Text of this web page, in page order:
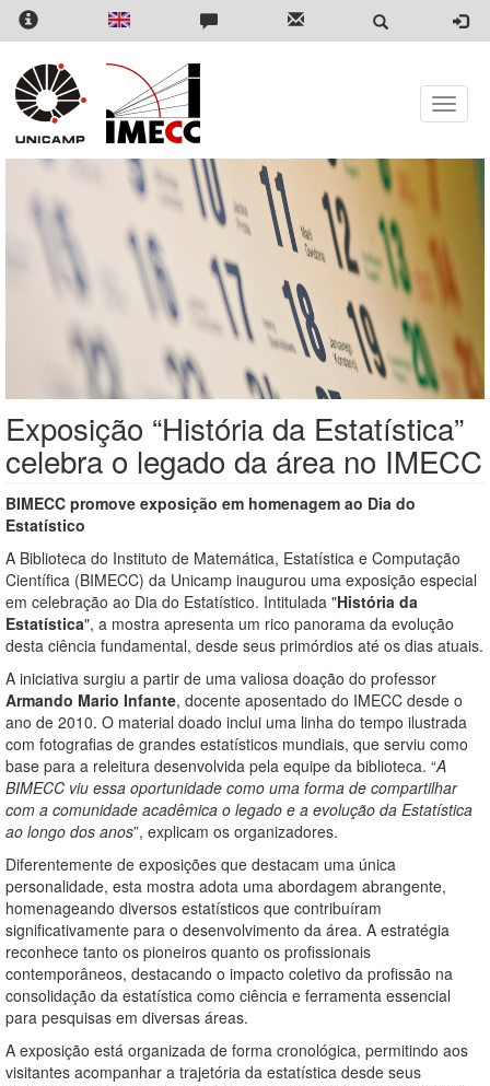
Pular
para
conteúdo
principal
Toggle
Exposição “História da Estatística”
celebra o legado da área no IMECC
BIMECC promove exposição em homenagem ao Dia do
Estatístico
A Biblioteca do Instituto de Matemática, Estatística e Computação
Científica (BIMECC) da Unicamp inaugurou uma exposição especial
em celebração ao Dia do Estatístico. Intitulada "História da
Estatística", a mostra apresenta um rico panorama da evolução
desta ciência fundamental, desde seus primórdios até os dias atuais.
A iniciativa surgiu a partir de uma valiosa doação do professor
Armando Mario Infante, docente aposentado do IMECC desde o
ano de 2010. O material doado inclui uma linha do tempo ilustrada
com fotografias de grandes estatísticos mundiais, que serviu como
base para a releitura desenvolvida pela equipe da biblioteca. “A
BIMECC viu essa oportunidade como uma forma de compartilhar
com a comunidade acadêmica o legado e a evolução da Estatística
ao longo dos anos”, explicam os organizadores.
Diferentemente de exposições que destacam uma única
personalidade, esta mostra adota uma abordagem abrangente,
homenageando diversos estatísticos que contribuíram
significativamente para o desenvolvimento da área. A estratégia
reconhece tanto os pioneiros quanto os profissionais
contemporâneos, destacando o impacto coletivo da profissão na
consolidação da estatística como ciência e ferramenta essencial
para pesquisas em diversas áreas.
A exposição está organizada de forma cronológica, permitindo aos
visitantes acompanhar a trajetória da estatística desde seus